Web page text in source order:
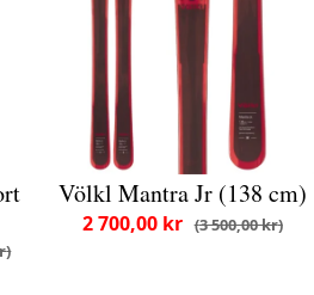
Völkl Mantra Jr (138 cm)
3 500,00 kr
2 700,00 kr